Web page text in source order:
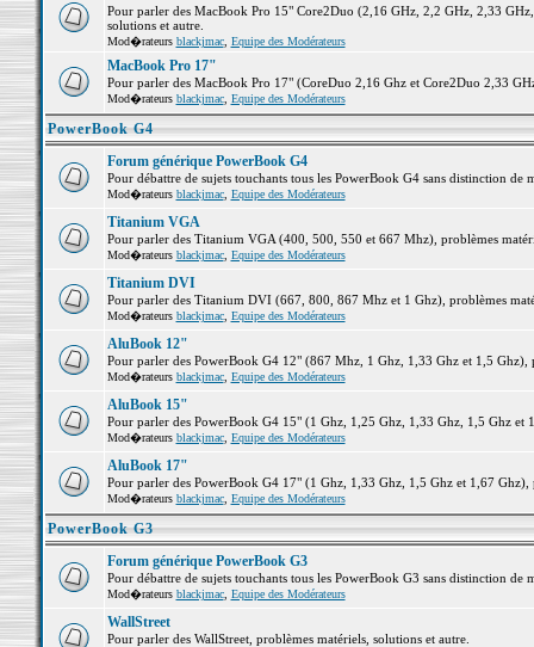
Pour parler des MacBook Pro 15" Core2Duo (2,16 GHz, 2,2 GHz, 2,33
solutions et autre.
Mod�rateurs blackjmac, Equipe des Modérateurs
MacBook Pro 17"
Pour parler des MacBook Pro 17" (CoreDuo 2,16 Ghz et Core2Duo 2,33
Mod�rateurs blackjmac, Equipe des Modérateurs
PowerBook G4
Forum générique PowerBook G4
Pour débattre de sujets touchants tous les PowerBook G4 sans distinction de
Mod�rateurs blackjmac, Equipe des Modérateurs
Titanium VGA
Pour parler des Titanium VGA (400, 500, 550 et 667 Mhz), problèmes
Mod�rateurs blackjmac, Equipe des Modérateurs
Titanium DVI
Pour parler des Titanium DVI (667, 800, 867 Mhz et 1 Ghz), problèmes
Mod�rateurs blackjmac, Equipe des Modérateurs
AluBook 12"
Pour parler des PowerBook G4 12" (867 Mhz, 1 Ghz, 1,33 Ghz et 1,5 Ghz),
Mod�rateurs blackjmac, Equipe des Modérateurs
AluBook 15"
Pour parler des PowerBook G4 15" (1 Ghz, 1,25 Ghz, 1,33 Ghz, 1,5 Ghz et
Mod�rateurs blackjmac, Equipe des Modérateurs
AluBook 17"
Pour parler des PowerBook G4 17" (1 Ghz, 1,33 Ghz, 1,5 Ghz et 1,67 Ghz),
Mod�rateurs blackjmac, Equipe des Modérateurs
PowerBook G3
Forum générique PowerBook G3
Pour débattre de sujets touchants tous les PowerBook G3 sans distinction de
Mod�rateurs blackjmac, Equipe des Modérateurs
WallStreet
Pour parler des WallStreet, problèmes matériels, solutions et autre.